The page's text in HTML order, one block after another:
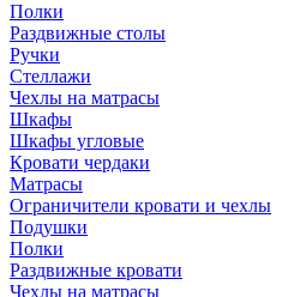
Полки
Раздвижные столы
Ручки
Стеллажи
Чехлы на матрасы
Шкафы
Шкафы угловые
Кровати чердаки
Матрасы
Ограничители кровати и чехлы
Подушки
Полки
Раздвижные кровати
Чехлы на матрасы